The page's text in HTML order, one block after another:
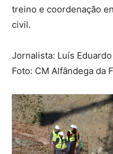
treino e coordenação
civil.
Jornalista: Luís
Foto: CM Alfândega da